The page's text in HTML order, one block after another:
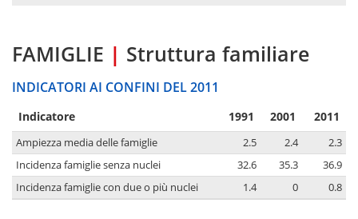
FAMIGLIE | Struttura familiare
INDICATORI AI CONFINI DEL 2011
Indicatore 1991 2001 2011
Ampiezza media delle famiglie 2.5 2.4
2.3
Incidenza famiglie senza nuclei
32.6 35.3
36.9
Incidenza famiglie con due o più nuclei
1.4 0 0.8